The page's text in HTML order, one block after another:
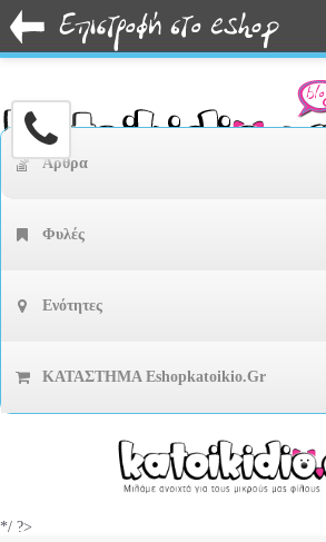
Άρθρα
Φυλές
Ενότητες
ΚΑΤΑΣΤΗΜΑ Eshopkatoikio.gr
*/ ?>